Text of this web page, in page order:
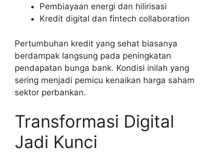
Pembiayaan energi dan hilirisasi
Kredit digital dan fintech collaboration
Pertumbuhan kredit yang sehat biasanya
berdampak langsung pada peningkatan
pendapatan bunga bank. Kondisi inilah yang
sering menjadi pemicu kenaikan harga saham
sektor perbankan.
Transformasi Digital
Jadi Kunci